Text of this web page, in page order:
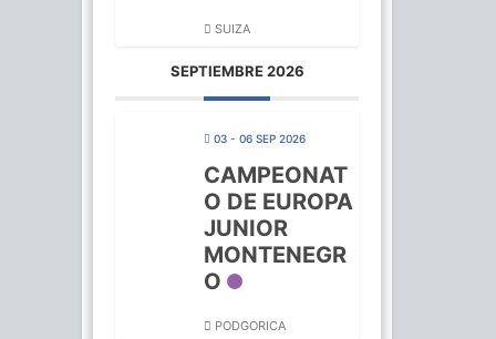
SUIZA
SEPTIEMBRE 2026
03 - 06 SEP 2026
CAMPEONAT
O DE EUROPA
JUNIOR
MONTENEGR
O
PODGORICA